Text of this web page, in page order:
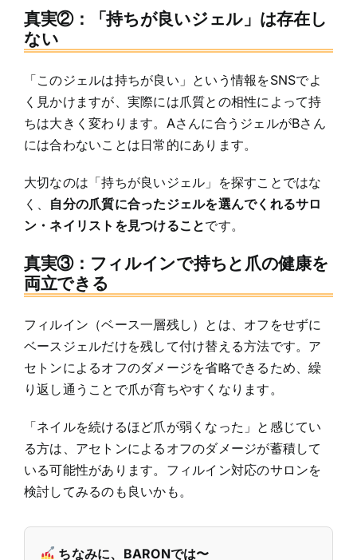
真実②：「持ちが良いジェル」は存在し
ない
「このジェルは持ちが良い」という情報をSNSでよ
く見かけますが、実際には爪質との相性によって持
ちは大きく変わります。Aさんに合うジェルがBさん
には合わないことは日常的にあります。
大切なのは「持ちが良いジェル」を探すことではな
く、 自分の爪質に合ったジェルを選んでくれるサロ
ン・ネイリストを見つけることです。
真実③：フィルインで持ちと爪の健康を
両立できる
フィルイン（ベース一層残し）とは、オフをせずに
ベースジェルだけを残して付け替える方法です。ア
セトンによるオフのダメージを省略できるため、繰
り返し通うことで爪が育ちやすくなります。
「ネイルを続けるほど爪が弱くなった」と感じてい
る方は、アセトンによるオフのダメージが蓄積して
いる可能性があります。フィルイン対応のサロンを
検討してみるのも良いかも。
ちなみに、BARONでは〜